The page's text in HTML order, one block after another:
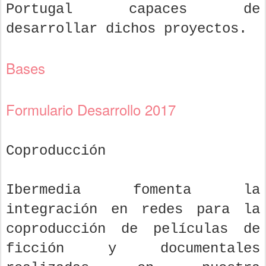
Portugal capaces de
desarrollar dichos proyectos.
Bases
Formulario Desarrollo 2017
Coproducción
Ibermedia fomenta la
integración en redes para la
coproducción de películas de
ficción y documentales